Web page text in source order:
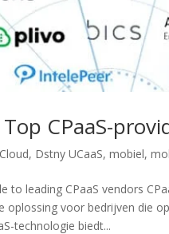
CPaaS-
Cloud, Dstny UCaaS,mobiel,
to leading CPaaS vendors
oplossing voor bedrijven die
technologie biedt...